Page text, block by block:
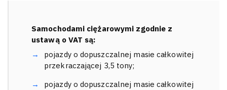
Samochodami ciężarowymi zgodnie z
ustawą o VAT są:
pojazdy o dopuszczalnej masie całkowitej
przekraczającej 3,5 tony;
pojazdy o dopuszczalnej masie całkowitej